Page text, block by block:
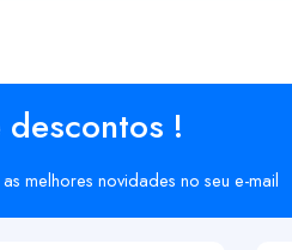
!
melhores novidades no seu e-mail